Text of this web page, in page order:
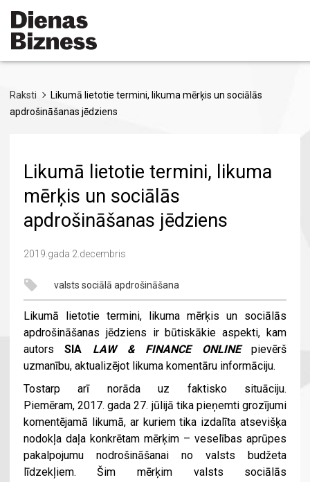
Pārlekt
uz
galveno
saturu
Raksti
Likumā lietotie termini, likuma mērķis un sociālās
apdrošināšanas jēdziens
Likumā lietotie termini, likuma
mērķis un sociālās
apdrošināšanas jēdziens
2019.gada 2.decembris
valsts sociālā apdrošināšana
Likumā lietotie termini, likuma mērķis un sociālās
apdrošināšanas jēdziens ir būtiskākie aspekti, kam
autorsSIA LAW & FINANCE ONLINE
pievērš
uzmanību, aktualizējot likuma komentāru informāciju.
Tostarp arī norāda uz faktisko situāciju.
Piemēram, 2017. gada 27. jūlijā tika pieņemti grozījumi
komentējamā likumā, ar kuriem tika izdalīta atsevišķa
nodokļa daļa konkrētam mērķim – veselības aprūpes
pakalpojumu nodrošināšanai no valsts budžeta
līdzekļiem. Šim mērķim valsts sociālās